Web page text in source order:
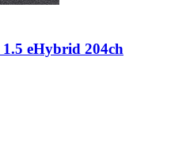
1.5 eHybrid 204ch